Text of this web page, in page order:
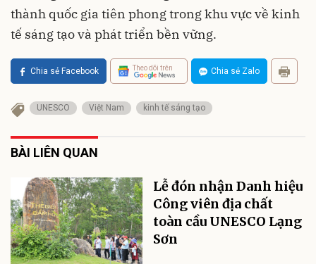
thành quốc gia tiên phong trong khu vực về kinh
tế sáng tạo và phát triển bền vững.
Chia sẻ Facebook Theo dõi trên Chia sẻ Zalo
UNESCO Việt Nam kinh tế sáng tạo
BÀI LIÊN QUAN
Lễ đón nhận Danh hiệu
Công viên địa chất
toàn cầu UNESCO Lạng
Sơn